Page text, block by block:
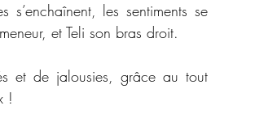
les sentiments se
et Teli son bras droit.
et de jalousies, grâce au tout
!